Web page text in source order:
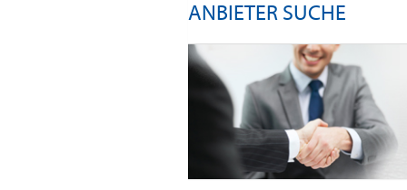
ANBIETER SUCHE